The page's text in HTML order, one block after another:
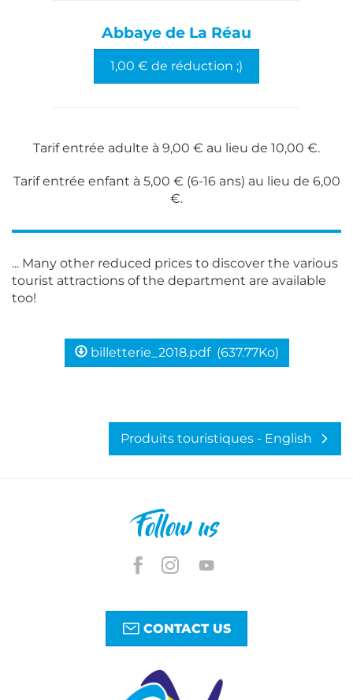
Abbaye de La Réau
1,00 € de réduction ;)
Tarif entrée adulte à 9,00 € au lieu de 10,00 €.
Tarif entrée enfant à 5,00 € (6-16 ans) au lieu de 6,00
€.
... Many other reduced prices to discover the various
tourist attractions of the department are available
too!
billetterie_2018.pdf (637.77Ko)
Produits touristiques - English
Follow us
CONTACT US